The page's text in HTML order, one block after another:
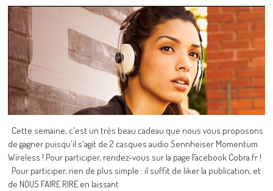
Cette semaine, c'est un très beau cadeau que nous vous proposons
de gagner puisqu'il s'agit de 2 casques audio Sennheiser Momentum
Wireless ! Pour participer, rendez-vous sur la page Facebook Cobra.fr !
Pour participer, rien de plus simple : il suffit de liker la publication, et
de NOUS FAIRE RIRE en laissant